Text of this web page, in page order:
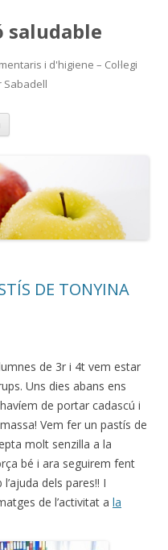
saludable
i d'higiene – Col·legi
Sabadell
Skip
content
DE TONYINA
de 3r i 4t vem estar
Uns dies abans ens
de portar cadascú i
Vem fer un pastís de
molt senzilla a la
bé i ara seguirem fent
dels pares!! I
de l’activitat a la